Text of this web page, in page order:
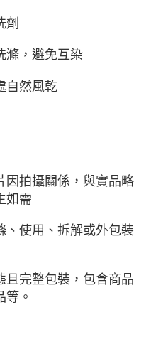
劑
滌，避免互染
自然風乾
拍攝關係，與實品略
如需
、使用、拆解或外包裝
完整包裝，包含商品
。